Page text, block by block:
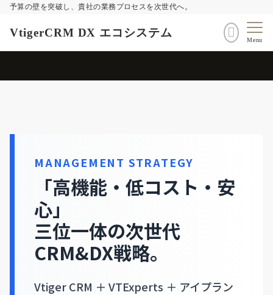
予算の壁を突破し、貴社の業務プロセスを次世代へ。
VtigerCRM DX エコシステム
Menu
MANAGEMENT STRATEGY
「高機能・低コスト・安
心」
三位一体の次世代
CRM&DX戦略。
Vtiger CRM ＋ VTExperts ＋ アイプラン